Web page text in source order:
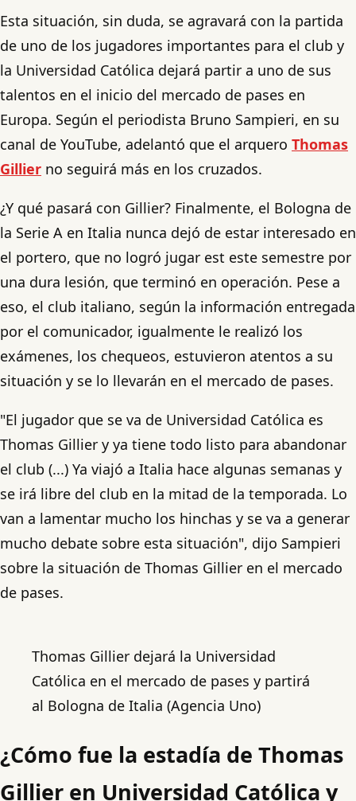
Esta situación, sin duda, se agravará con la partida
de uno de los jugadores importantes para el club y
la Universidad Católica dejará partir a uno de sus
talentos en el inicio del mercado de pases en
Europa. Según el periodista Bruno Sampieri, en su
canal de YouTube, adelantó que el arquero Thomas
Gillier no seguirá más en los cruzados.
¿Y qué pasará con Gillier? Finalmente, el Bologna de
la Serie A en Italia nunca dejó de estar interesado en
el portero, que no logró jugar est este semestre por
una dura lesión, que terminó en operación. Pese a
eso, el club italiano, según la información entregada
por el comunicador, igualmente le realizó los
exámenes, los chequeos, estuvieron atentos a su
situación y se lo llevarán en el mercado de pases.
"El jugador que se va de Universidad Católica es
Thomas Gillier y ya tiene todo listo para abandonar
el club (...) Ya viajó a Italia hace algunas semanas y
se irá libre del club en la mitad de la temporada. Lo
van a lamentar mucho los hinchas y se va a generar
mucho debate sobre esta situación", dijo Sampieri
sobre la situación de Thomas Gillier en el mercado
de pases.
Thomas Gillier dejará la Universidad
Católica en el mercado de pases y partirá
al Bologna de Italia (Agencia Uno)
¿Cómo fue la estadía de Thomas
Gillier en Universidad Católica y